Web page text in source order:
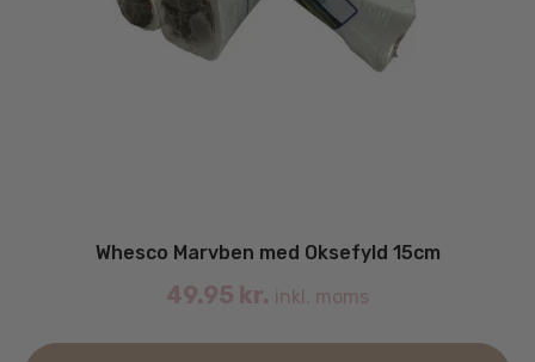
Whesco Marvben med Oksefyld 15cm
49.95 kr. inkl. moms